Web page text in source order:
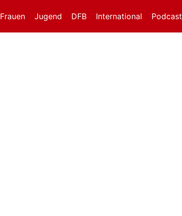
Frauen Jugend DFB International Podcast